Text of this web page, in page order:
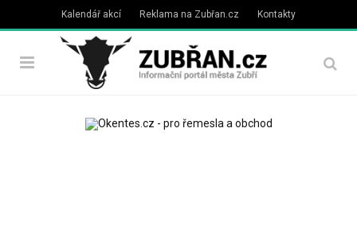
Kalendář akcí Reklama na Zubřan.cz Kontakty